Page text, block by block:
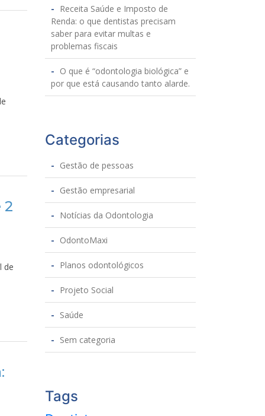
2
de
Receita Saúde e Imposto de
Renda: o que dentistas precisam
saber para evitar multas e
problemas fiscais
O que é “odontologia biológica” e
por que está causando tanto alarde.
Categorias
Gestão de pessoas
Gestão empresarial
Notícias da Odontologia
OdontoMaxi
Planos odontológicos
Projeto Social
Saúde
Sem categoria
Tags